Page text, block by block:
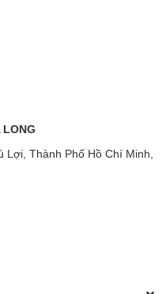
LONG
Thành Phố Hồ Chí Minh,